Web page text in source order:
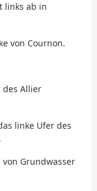
links ab in
von Cournon.
des Allier
linke Ufer des
Grundwasser